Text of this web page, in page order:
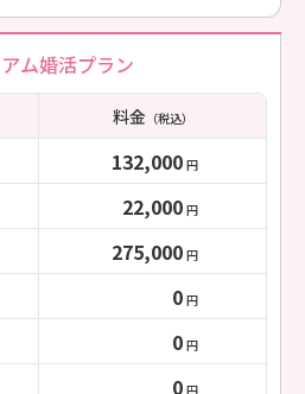
ム婚活プラン
料金（税込）
132,000 円
22,000 円
275,000 円
0 円
0 円
0 円